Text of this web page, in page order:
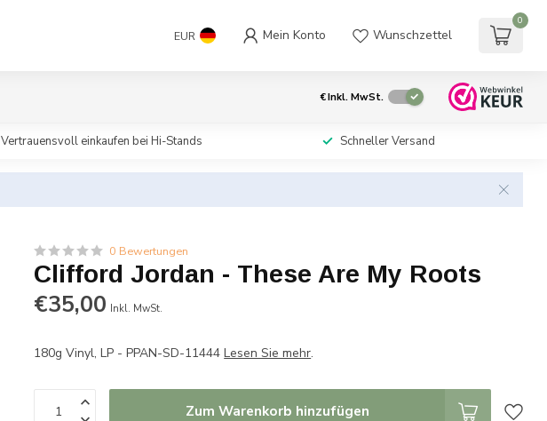
EUR Mein Konto Wunschzettel
0
€Inkl. MwSt.
Vertrauensvoll einkaufen bei Hi-Stands Schneller Versand
0 Bewertungen
Clifford Jordan - These Are My Roots
€35,00 Inkl. MwSt.
180g Vinyl, LP - PPAN-SD-11444Lesen Sie mehr.
Zum Warenkorb hinzufügen